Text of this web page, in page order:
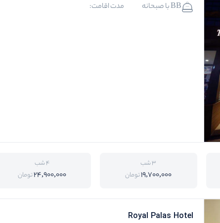
BB با صبحانه مدت اقامت:
3 شب
19,700,000تومان
4 شب
24,900,000تومان
Royal Palas Hotel